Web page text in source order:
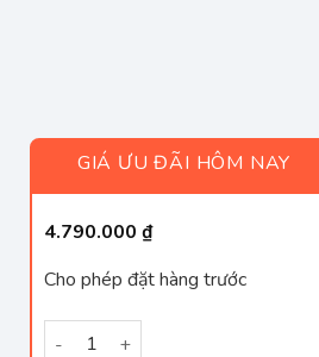
GIÁ ƯU ĐÃI HÔM NAY
4.790.000 ₫
Cho phép đặt hàng trước
Lò nướng kiêm nồi chiên không